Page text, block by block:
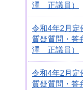
澤 正議員）
令和4年2月定
質疑質問・答
澤 正議員）
令和4年2月定
質疑質問・答